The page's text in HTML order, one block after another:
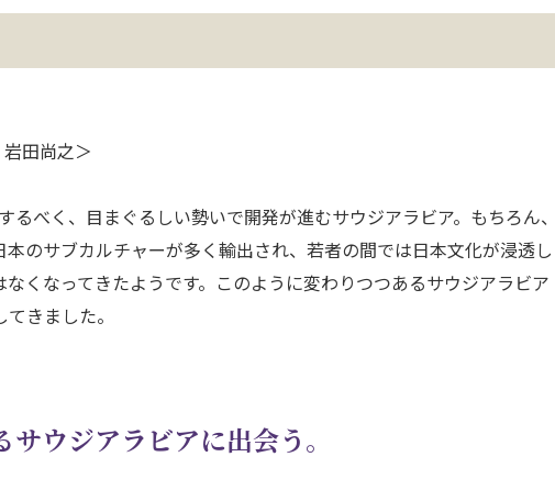
田尚之＞
べく、目まぐるしい勢いで開発が進むサウジアラビア。もちろん、
のサブカルチャーが多く輸出され、若者の間では日本文化が浸透し
くなってきたようです。このように変わりつつあるサウジアラビア
きました。
サウジアラビアに出会う。